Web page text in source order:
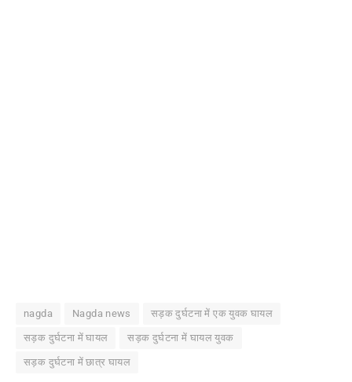
nagda Nagda news सड़क दुर्घटना में एक युवक घायल
सड़क दुर्घटना में घायल सड़क दुर्घटना में घायल युवक
सड़क दुर्घटना में छात्र घायल